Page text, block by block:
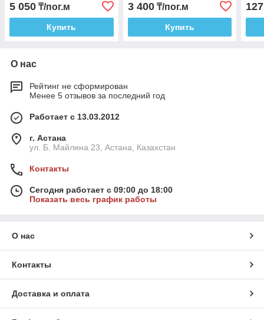
5 050 ₸/пог.м
Купить
3 400₸/пог.м
Купить
О нас
Рейтинг не сформирован
Менее 5 отзывов за последний год
Работает с 13.03.2012
г. Астана
ул. Б. Майлина 23, Астана, Казахстан
Контакты
Сегодня работает с 09:00 до 18:00
Показать весь график работы
О нас
Контакты
Доставка и оплата